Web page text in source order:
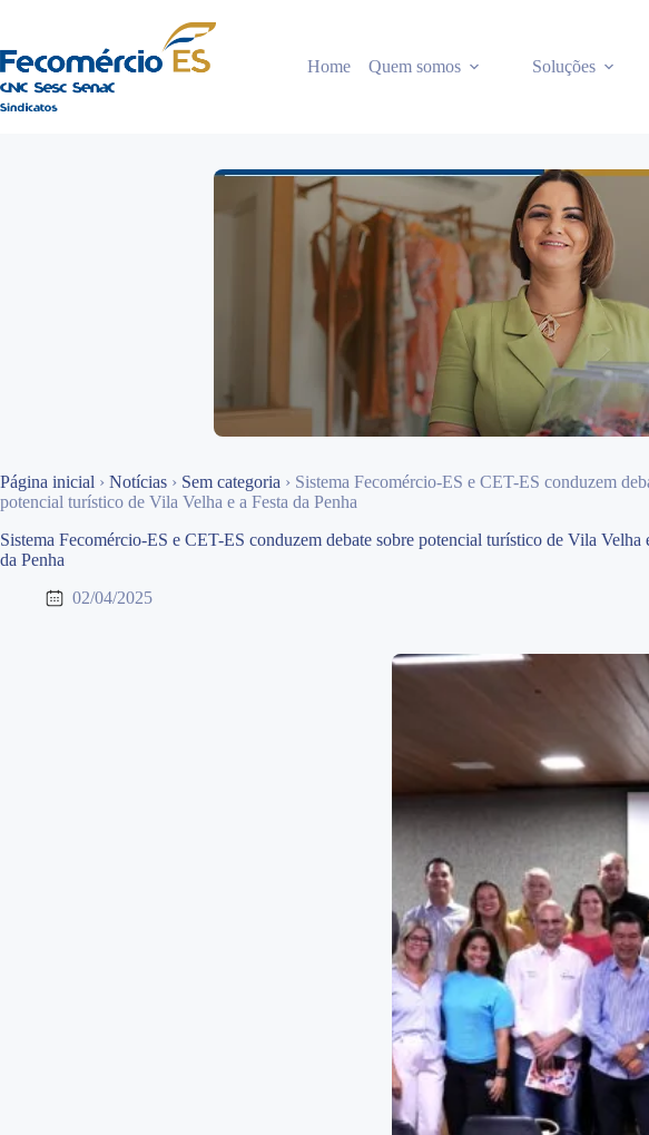
o
conteúdo
Home Quem somos Soluções
Página inicial › Notícias › Sem categoria › Sistema Fecomércio-ES e CET-ES conduzem
potencial turístico de Vila Velha e a Festa da Penha
Sistema Fecomércio-ES e CET-ES conduzem debate sobre potencial turístico de Vila Velha
da Penha
02/04/2025